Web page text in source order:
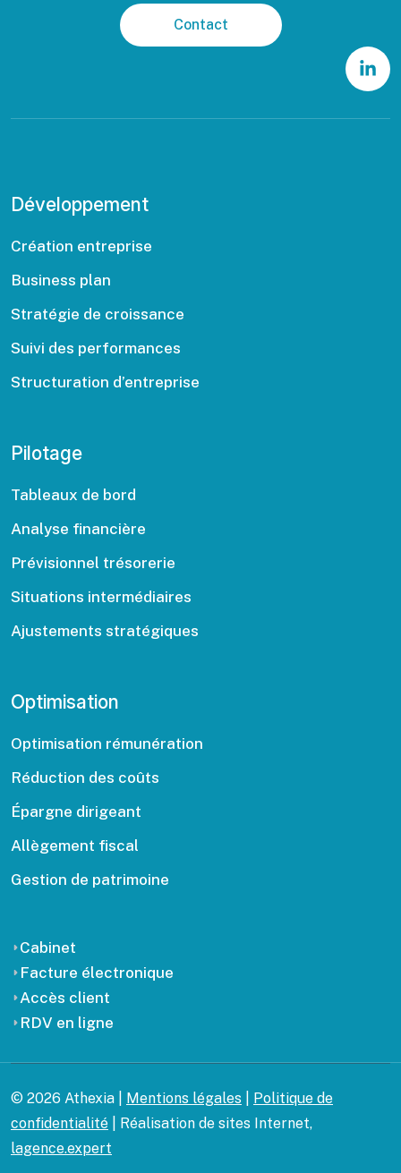
Contact
Développement
Création entreprise
Business plan
Stratégie de croissance
Suivi des performances
Structuration d’entreprise
Pilotage
Tableaux de bord
Analyse financière
Prévisionnel trésorerie
Situations intermédiaires
Ajustements stratégiques
Optimisation
Optimisation rémunération
Réduction des coûts
Épargne dirigeant
Allègement fiscal
Gestion de patrimoine
Cabinet
Facture électronique
Accès client
RDV en ligne
© 2026 Athexia | Mentions légales
Politique de
confidentialité | Réalisation de sites Internet,
lagence.expert